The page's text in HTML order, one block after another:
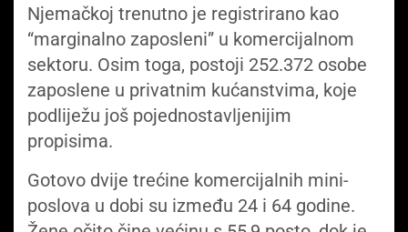
Njemačkoj trenutno je registrirano kao
“marginalno zaposleni” u komercijalnom
sektoru. Osim toga, postoji 252.372 osobe
zaposlene u privatnim kućanstvima, koje
podliježu još pojednostavljenijim
propisima.
Gotovo dvije trećine komercijalnih mini-
poslova u dobi su između 24 i 64 godine.